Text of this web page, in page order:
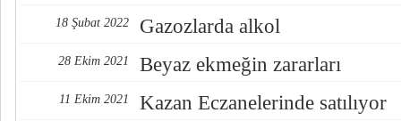
18 Şubat 2022 Gazozlarda alkol
28 Ekim 2021 Beyaz ekmeğin zararları
11 Ekim 2021 Kazan Eczanelerinde satılıyor